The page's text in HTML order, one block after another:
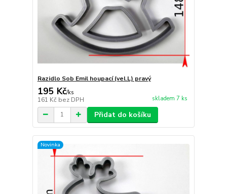
Razidlo Sob Emil houpací (vel.L) pravý
195 Kč/ks
161 Kč bez DPH skladem 7 ks
Přidat do košíku
Novinka